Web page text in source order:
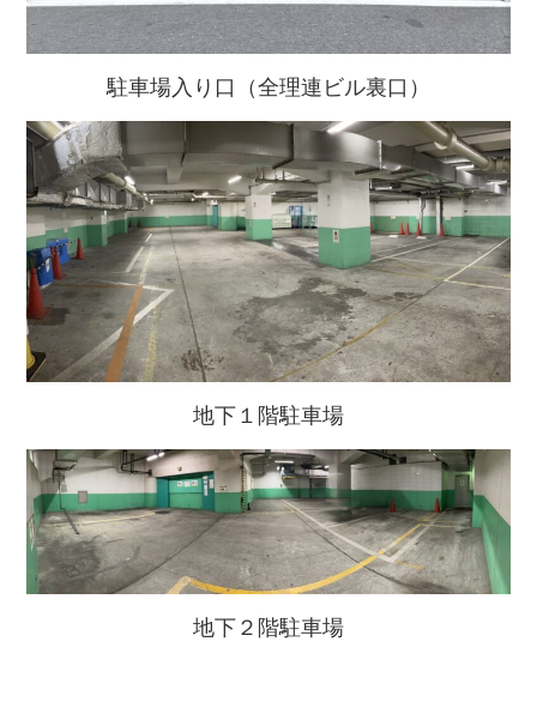
駐車場入り口（全理連ビル裏口）
地下１階駐車場
地下２階駐車場